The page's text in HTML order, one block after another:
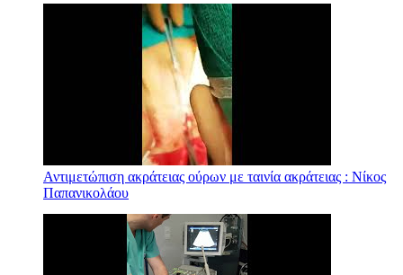
Αντιμετώπιση ακράτειας ούρων με ταινία ακράτειας : Νίκος
Παπανικολάου